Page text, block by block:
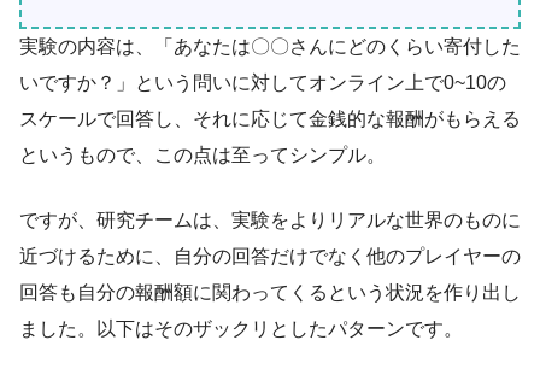
実験の内容は、「あなたは〇〇さんにどのくらい寄付した
いですか？」という問いに対してオンライン上で0~10の
スケールで回答し、それに応じて金銭的な報酬がもらえる
というもので、この点は至ってシンプル。
ですが、研究チームは、実験をよりリアルな世界のものに
近づけるために、自分の回答だけでなく他のプレイヤーの
回答も自分の報酬額に関わってくるという状況を作り出し
ました。以下はそのザックリとしたパターンです。